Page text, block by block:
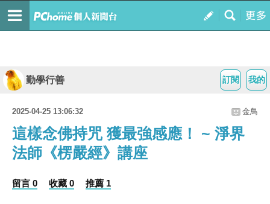
我的
訂閱
勤學行善
2025-04-25 13:06:32 金鳥
這樣念佛持咒 獲最強感應！ ~ 淨界
法師《楞嚴經》講座
留言 0 收藏 0 推薦 1